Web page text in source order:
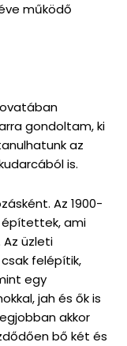
működő
gondoltam, ki
az
is.
Az 1900-
építettek, ami
üzleti
felépítik,
egy
jah és ők is
akkor
bő két és